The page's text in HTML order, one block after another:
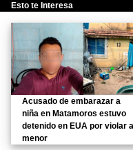
Esto te Interesa
Acusado de embarazar a
niña en Matamoros estuvo
detenido en EUA por violar a
menor